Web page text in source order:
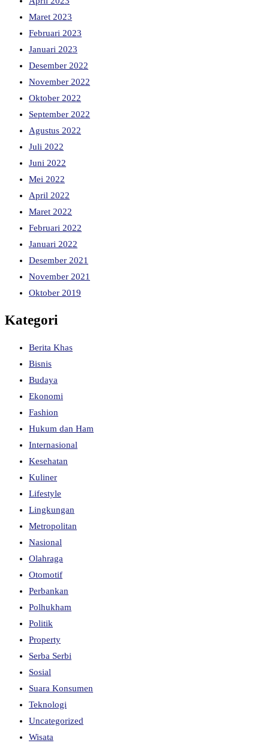
Maret 2023
Februari 2023
Januari 2023
Desember 2022
November 2022
Oktober 2022
September 2022
Agustus 2022
Juli 2022
Juni 2022
Mei 2022
April 2022
Maret 2022
Februari 2022
Januari 2022
Desember 2021
November 2021
Oktober 2019
Kategori
Berita Khas
Bisnis
Budaya
Ekonomi
Fashion
Hukum dan Ham
Internasional
Kesehatan
Kuliner
Lifestyle
Lingkungan
Metropolitan
Nasional
Olahraga
Otomotif
Perbankan
Polhukham
Politik
Property
Serba Serbi
Sosial
Suara Konsumen
Teknologi
Uncategorized
Wisata